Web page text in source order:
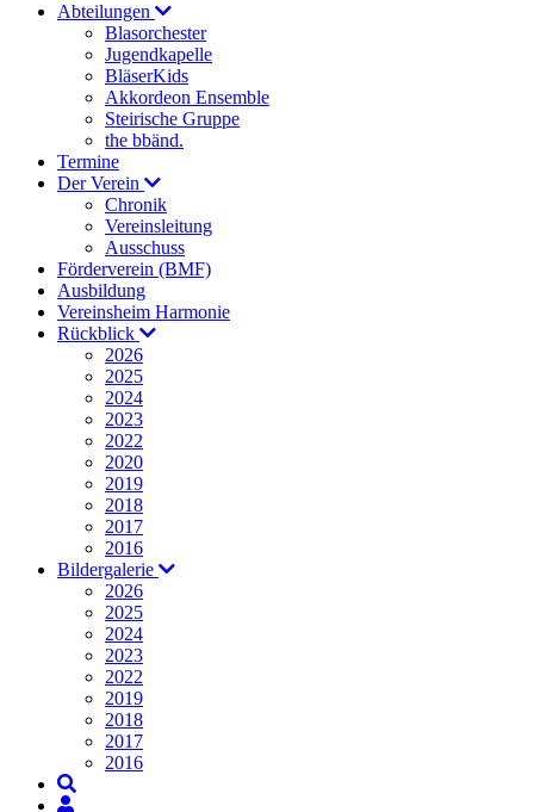
Abteilungen
Blasorchester
Jugendkapelle
BläserKids
Akkordeon Ensemble
Steirische Gruppe
the bbänd.
Termine
Der Verein
Chronik
Vereinsleitung
Ausschuss
Förderverein (BMF)
Ausbildung
Vereinsheim Harmonie
Rückblick
2026
2025
2024
2023
2022
2020
2019
2018
2017
2016
Bildergalerie
2026
2025
2024
2023
2022
2019
2018
2017
2016